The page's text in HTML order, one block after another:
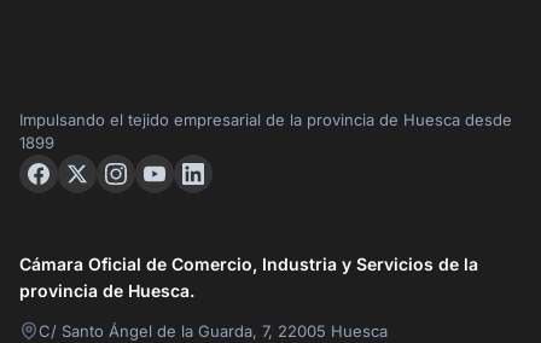
Impulsando el tejido empresarial de la provincia de Huesca desde
1899
Cámara Oficial de Comercio, Industria y Servicios de la
provincia de Huesca.
C/ Santo Ángel de la Guarda, 7, 22005 Huesca